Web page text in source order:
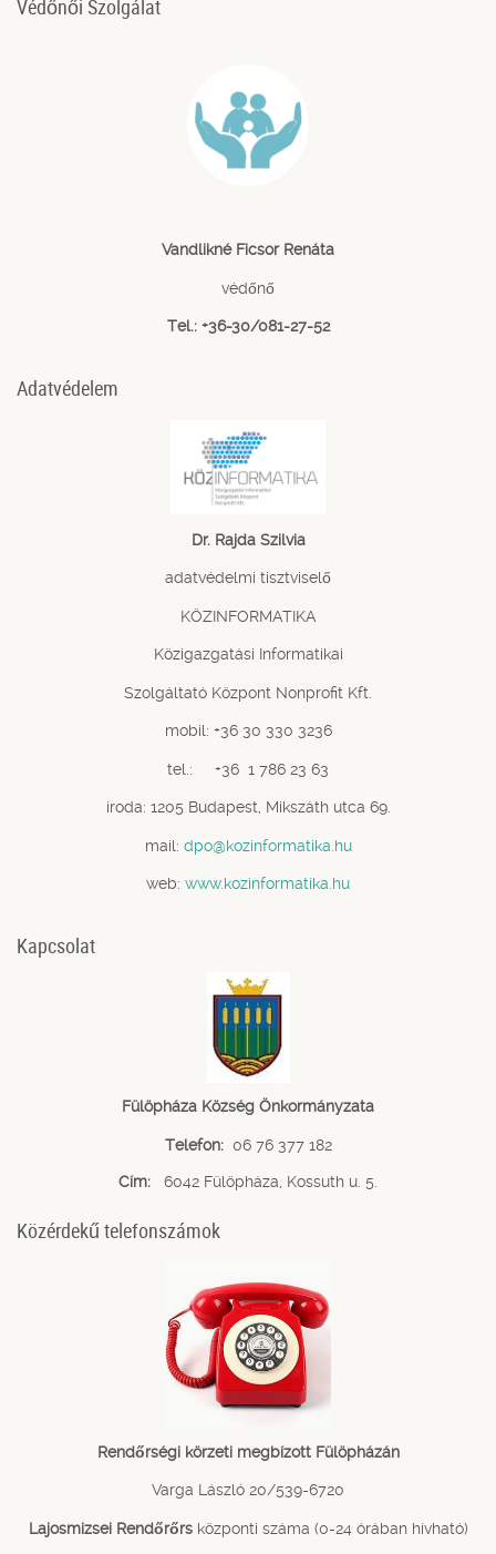
Védőnői Szolgálat
Vandlikné Ficsor Renáta
védőnő
Tel.: +36-30/081-27-52
Adatvédelem
Dr. Rajda Szilvia
adatvédelmi tisztviselő
KÖZINFORMATIKA
Közigazgatási Informatikai
Szolgáltató Központ Nonprofit Kft.
mobil: +36 30 330 3236
tel.: +36 1 786 23 63
iroda: 1205 Budapest, Mikszáth utca 69.
mail: dpo@kozinformatika.hu
web: www.kozinformatika.hu
Kapcsolat
Fülöpháza Község Önkormányzata
Telefon: 06 76 377 182
Cím: 6042 Fülöpháza, Kossuth u. 5.
Közérdekű telefonszámok
Rendőrségi körzeti megbízott Fülöpházán
Varga László 20/539-6720
Lajosmizsei Rendőrőrsközponti száma (0-24 órában hívható)